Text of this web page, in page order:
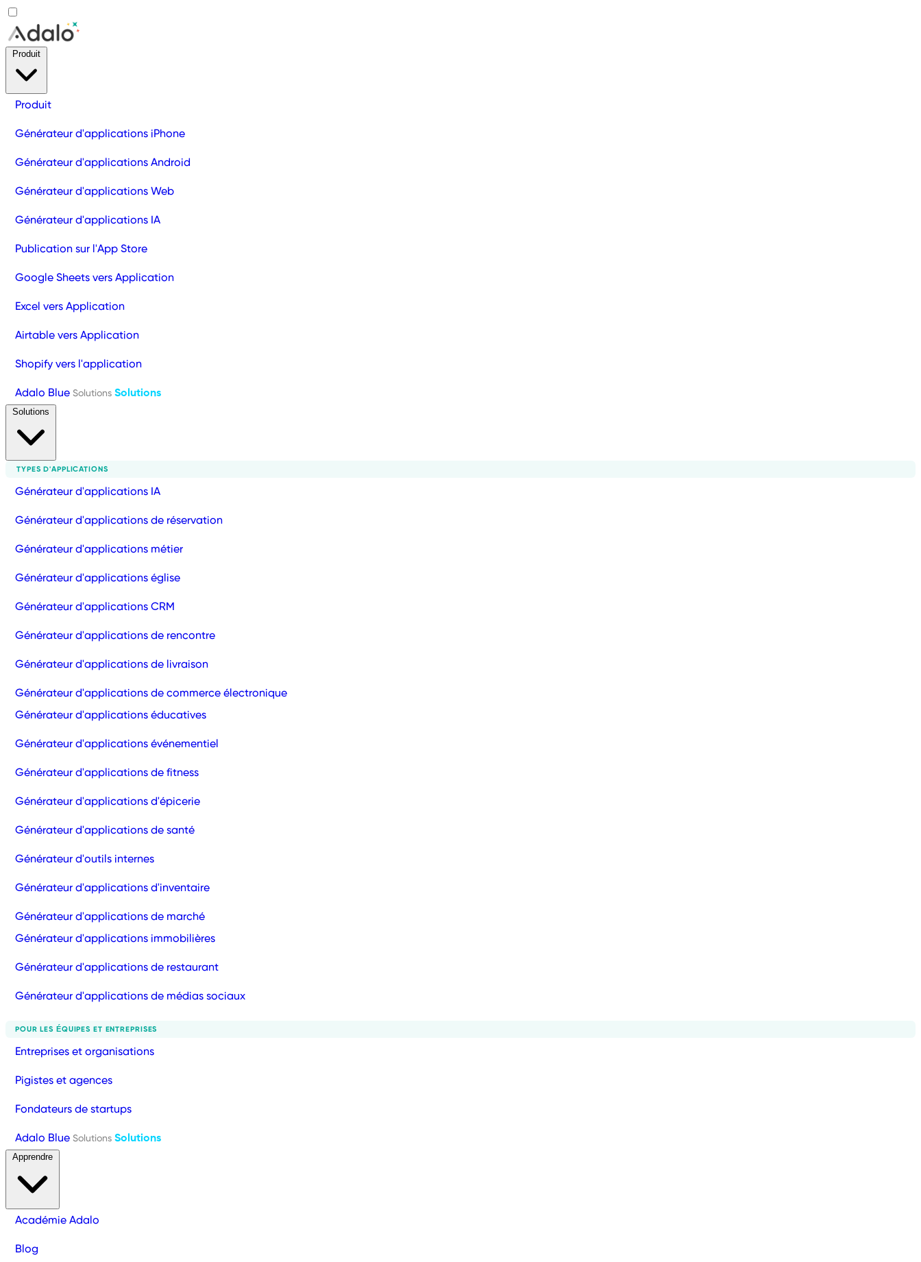
Produit
Générateur d'applications iPhone
Générateur d'applications Android
Générateur d'applications Web
Générateur d'applications IA
Publication sur l'App Store
Google Sheets vers Application
Excel vers Application
Airtable vers Application
Shopify vers l'application
Adalo Blue Solutions Solutions
TYPES D'APPLICATIONS
Générateur d'applications IA
Générateur d'applications de réservation
Générateur d'applications métier
Générateur d'applications église
Générateur d'applications CRM
Générateur d'applications de rencontre
Générateur d'applications de livraison
Générateur d'applications de commerce électronique
Générateur d'applications éducatives
Générateur d'applications événementiel
Générateur d'applications de fitness
Générateur d'applications d'épicerie
Générateur d'applications de santé
Générateur d'outils internes
Générateur d'applications d'inventaire
Générateur d'applications de marché
Générateur d'applications immobilières
Générateur d'applications de restaurant
Générateur d'applications de médias sociaux
POUR LES ÉQUIPES ET ENTREPRISES
Entreprises et organisations
Pigistes et agences
Fondateurs de startups
Adalo Blue Solutions Solutions
Académie Adalo
Blog